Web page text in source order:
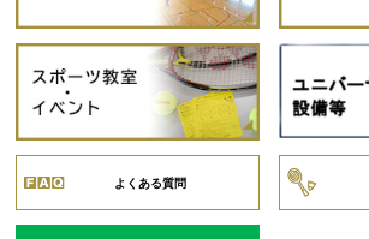
よくある質問